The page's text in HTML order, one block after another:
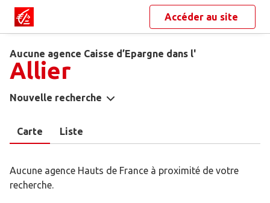
Accéder au site
Aucune agence Caisse d’Epargne dans l'
Allier
Nouvelle recherche
Carte Liste
Aucune agence Hauts de France à proximité de votre
recherche.